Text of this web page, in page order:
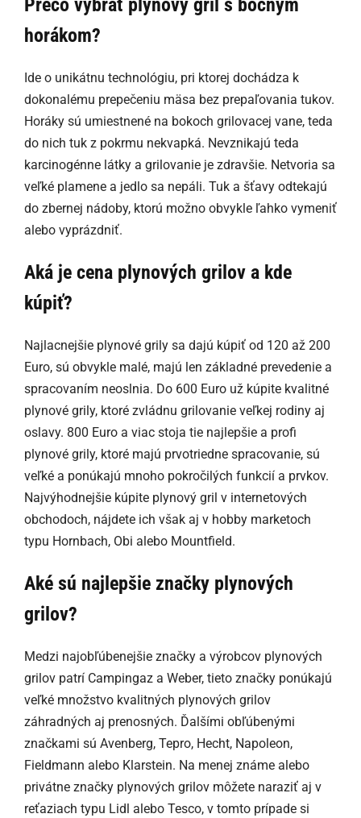
Prečo vybrať plynový gril s bočným
horákom?
Ide o unikátnu technológiu, pri ktorej dochádza k
dokonalému prepečeniu mäsa bez prepaľovania tukov.
Horáky sú umiestnené na bokoch grilovacej vane, teda
do nich tuk z pokrmu nekvapká. Nevznikajú teda
karcinogénne látky a grilovanie je zdravšie. Netvoria sa
veľké plamene a jedlo sa nepáli. Tuk a šťavy odtekajú
do zbernej nádoby, ktorú možno obvykle ľahko vymeniť
alebo vyprázdniť.
Aká je cena plynových grilov a kde
kúpiť?
Najlacnejšie plynové grily sa dajú kúpiť od 120 až 200
Euro, sú obvykle malé, majú len základné prevedenie a
spracovaním neoslnia. Do 600 Euro už kúpite kvalitné
plynové grily, ktoré zvládnu grilovanie veľkej rodiny aj
oslavy. 800 Euro a viac stoja tie najlepšie a profi
plynové grily, ktoré majú prvotriedne spracovanie, sú
veľké a ponúkajú mnoho pokročilých funkcií a prvkov.
Najvýhodnejšie kúpite plynový gril v internetových
obchodoch, nájdete ich však aj v hobby marketoch
typu Hornbach, Obi alebo Mountfield.
Aké sú najlepšie značky plynových
grilov?
Medzi najobľúbenejšie značky a výrobcov plynových
grilov patrí Campingaz a Weber, tieto značky ponúkajú
veľké množstvo kvalitných plynových grilov
záhradných aj prenosných. Ďalšími obľúbenými
značkami sú Avenberg, Tepro, Hecht, Napoleon,
Fieldmann alebo Klarstein. Na menej známe alebo
privátne značky plynových grilov môžete naraziť aj v
reťaziach typu Lidl alebo Tesco, v tomto prípade si